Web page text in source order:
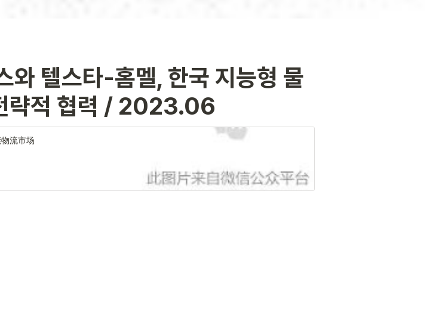
와 텔스타-홈멜, 한국 지능형 물
략적 협력 / 2023.06
流市场